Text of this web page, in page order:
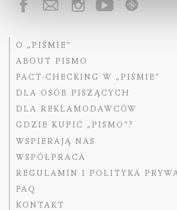
O „PIŚMIE”
ABOUT PISMO
FACT-CHECKING W „PIŚMIE”
DLA OSÓB PISZĄCYCH
DLA REKLAMODAWCÓW
GDZIE KUPIĆ „PISMO”?
WSPIERAJĄ NAS
WSPÓŁPRACA
REGULAMIN I POLITYKA
FAQ
KONTAKT